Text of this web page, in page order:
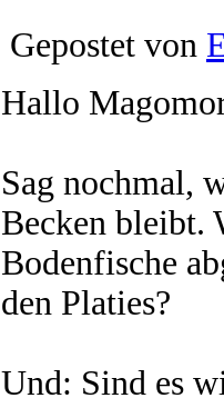
Gepostet von
Hallo
Sag nochmal,
Becken bleibt.
Bodenfische
den Platies?
Und: Sind es